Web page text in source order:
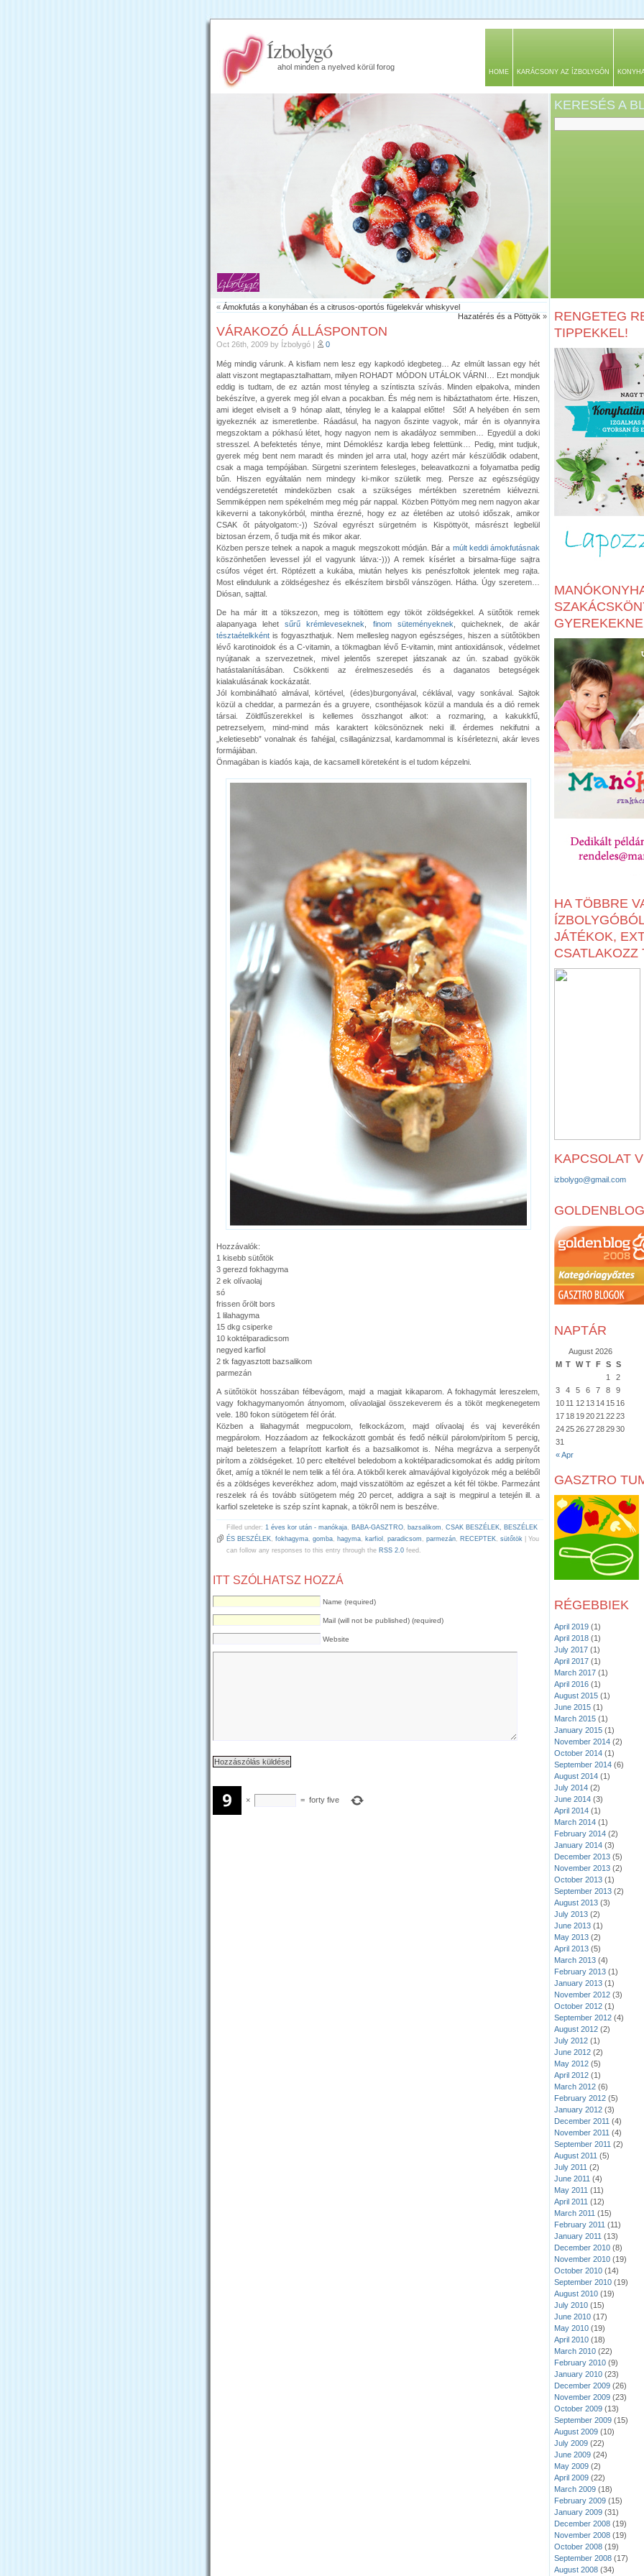
Ízbolygó
ahol minden a nyelved körül forog
HOME KARÁCSONY AZ ÍZBOLYGÓN
KERESÉS A
« Ámokfutás a konyhában és a citrusos-oportós fügelekvár whiskyvel
Hazatérés és a Pöttyök »
VÁRAKOZÓ ÁLLÁSPONTON
Oct 26th, 2009 by Ízbolygó | 0
Még mindig várunk. A kisfiam nem lesz egy kapkodó idegbeteg… Az elmúlt lassan egy hét
alatt viszont megtapasztalhattam, milyen ROHADT MÓDON UTÁLOK VÁRNI… Ezt mondjuk
eddig is tudtam, de ez aztán most tényleg a színtiszta szívás. Minden elpakolva, minden
bekészítve, a gyerek meg jól elvan a pocakban. És még nem is hibáztathatom érte. Hiszen,
ami ideget elviselt a 9 hónap alatt, tényleg le a kalappal előtte! Sőt! A helyében én sem
igyekeznék az ismeretlenbe. Ráadásul, ha nagyon őszinte vagyok, már én is olyannyira
megszoktam a pókhasú létet, hogy nagyon nem is akadályoz semmiben… Egyedül a doki
stresszel. A befektetés ténye, mint Démoklész kardja lebeg felettünk… Pedig, mint tudjuk,
gyerek még bent nem maradt és minden jel arra utal, hogy azért már készülődik odabent,
csak a maga tempójában. Sürgetni szerintem felesleges, beleavatkozni a folyamatba pedig
bűn. Hiszen egyáltalán nem mindegy ki-mikor születik meg. Persze az egészségügy
vendégszeretetét mindeközben csak a szükséges mértékben szeretném kiélvezni.
Semmiképpen nem spékelném meg még pár nappal. Közben Pöttyöm meg nem nagyon akar
kikeverni a takonykórból, mintha érezné, hogy ez az életében az utolsó időszak, amikor
CSAK őt pátyolgatom:-)) Szóval egyrészt sürgetném is Kispöttyöt, másrészt legbelül
biztosan érzem, ő tudja mit és mikor akar.
Közben persze telnek a napok a maguk megszokott módján. Bár a múlt keddi ámokfutásnak
köszönhetően levessel jól el vagyunk látva:-))) A remek kísérlet a birsalma-füge sajtra
csúfos véget ért. Röptézett a kukába, miután helyes kis penészfoltok jelentek meg rajta.
Most elindulunk a zöldségeshez és elkészítem birsből vánszögen. Hátha. Úgy szeretem…
Diósan, sajttal.
De ha már itt a tökszezon, meg is töltöttem egy tököt zöldségekkel. A sütőtök remek
alapanyaga lehetsűrű krémleveseknek finom süteményeknek , quicheknek, de akár
tésztaételkként is fogyaszthatjuk. Nem mellesleg nagyon egészséges, hiszen a sütőtökben
lévő karotinoidok és a C-vitamin, a tökmagban lévő E-vitamin, mint antioxidánsok, védelmet
nyújtanak a szervezetnek, mivel jelentős szerepet játszanak az ún. szabad gyökök
hatástalanításában. Csökkenti az érelmeszesedés és a daganatos betegségek
kialakulásának kockázatát.
Jól kombinálható almával, körtével, (édes)burgonyával, céklával, vagy sonkával. Sajtok
közül a cheddar, a parmezán és a gruyere, csonthéjasok közül a mandula és a dió remek
társai. Zöldfűszerekkel is kellemes összhangot alkot: a rozmaring, a kakukkfű,
petrezselyem, mind-mind más karaktert kölcsönöznek neki ill. érdemes nekifutni a
„keletiesebb” vonalnak és fahéjjal, csillagánizzsal, kardamommal is kísérletezni, akár leves
formájában.
Önmagában is kiadós kaja, de kacsamell köreteként is el tudom képzelni.
Hozzávalók:
1 kisebb sütőtök
3 gerezd fokhagyma
2 ek olívaolaj
só
frissen őrölt bors
1 lilahagyma
15 dkg csiperke
10 koktélparadicsom
negyed karfiol
2 tk fagyasztott bazsalikom
parmezán
A sütőtököt hosszában félbevágom, majd a magjait kikaparom. A fokhagymát lereszelem,
vagy fokhagymanyomón átnyomom, olívaolajjal összekeverem és a tököt megkenegetem
vele. 180 fokon sütögetem fél órát.
Közben a lilahagymát megpucolom, felkockázom, majd olívaolaj és vaj keverékén
megpárolom. Hozzáadom az felkockázott gombát és fedő nélkül párolom/pirítom 5 percig,
majd beleteszem a felaprított karfiolt és a bazsalikomot is. Néha megrázva a serpenyőt
pirítom a zöldségeket. 10 perc elteltével beledobom a koktélparadicsomokat és addig pirítom
őket, amíg a töknél le nem telik a fél óra. A tökből kerek almavájóval kigolyózok még a beléből
és a zöldséges keverékhez adom, majd visszatöltöm az egészet a két fél tökbe. Parmezánt
reszelek rá és tovább sütögetem még 20 percet, addigra a sajt is megpirul a tetején ill. a
karfiol szeleteke is szép színt kapnak, a tökről nem is beszélve.
Filled under: 1 éves kor után - manókaja BABA-GASZTRO bazsalikom
CSAK BESZÉLEK, BESZÉLEK
ÉS BESZÉLEK fokhagyma gomba hagyma karfiol paradicsom parmezán RECEPTEK sütőtök | You
can follow any responses to this entry through the RSS 2.0 feed.
ITT SZÓLHATSZ HOZZÁ
Name (required)
Mail (will not be published) (required)
Website
× = forty five
RENGETEG
TIPPEKKEL!
HA TÖBBRE
JÁTÉKOK,
CSATLAKOZZ
KAPCSOLAT
izbolygo@gmail.com
GOLDENBLOG
NAPTÁR
August 2026
M T W T F S S
« Apr
1
2
3
4 5 6 7 8
9
10 11 12 13 14 15 16
17 18 192021 2223
24252627282930
31
GASZTRO
RÉGEBBIEK
April 2019 (1)
April 2018 (1)
July 2017 (1)
April 2017 (1)
March 2017 (1)
April 2016 (1)
August 2015 (1)
June 2015 (1)
March 2015 (1)
January 2015 (1)
November 2014 (2)
October 2014 (1)
September 2014 (6)
August 2014 (1)
July 2014 (2)
June 2014 (3)
April 2014 (1)
March 2014 (1)
February 2014 (2)
January 2014 (3)
December 2013 (5)
November 2013 (2)
October 2013 (1)
September 2013 (2)
August 2013 (3)
July 2013 (2)
June 2013 (1)
May 2013 (2)
April 2013 (5)
March 2013 (4)
February 2013 (1)
January 2013 (1)
November 2012 (3)
October 2012 (1)
September 2012 (4)
August 2012 (2)
July 2012 (1)
June 2012 (2)
May 2012 (5)
April 2012 (1)
March 2012 (6)
February 2012 (5)
January 2012 (3)
December 2011 (4)
November 2011 (4)
September 2011 (2)
August 2011 (5)
July 2011 (2)
June 2011 (4)
May 2011 (11)
April 2011 (12)
March 2011 (15)
February 2011 (11)
January 2011 (13)
December 2010 (8)
November 2010 (19)
October 2010 (14)
September 2010 (19)
August 2010 (19)
July 2010 (15)
June 2010 (17)
May 2010 (19)
April 2010 (18)
March 2010 (22)
February 2010 (9)
January 2010 (23)
December 2009 (26)
November 2009 (23)
October 2009 (13)
September 2009 (15)
August 2009 (10)
July 2009 (22)
June 2009 (24)
May 2009 (2)
April 2009 (22)
March 2009 (18)
February 2009 (15)
January 2009 (31)
December 2008 (19)
November 2008 (19)
October 2008 (19)
September 2008 (17)
August 2008 (34)